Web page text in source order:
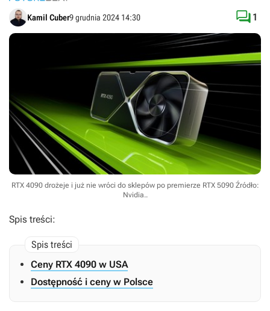
Kamil Cuber9 grudnia 2024 14:30  1
RTX 4090 drożeje i już nie wróci do sklepów po premierze RTX 5090 Źródło:
Nvidia..
Spis treści:
Ceny RTX 4090 w USA
Dostępność i ceny w Polsce